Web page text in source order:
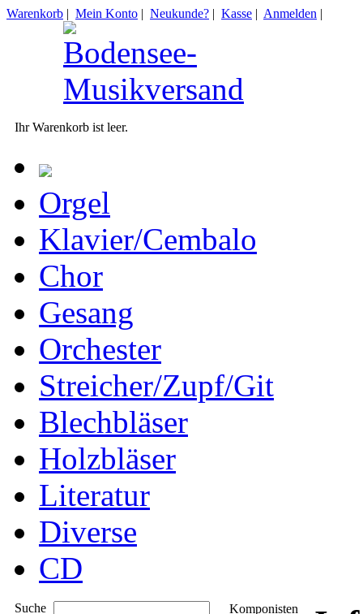
Warenkorb | Mein Konto | Neukunde? | Kasse | Anmelden |
Ihr Warenkorb ist leer.
Orgel
Klavier/Cembalo
Chor
Gesang
Orchester
Streicher/Zupf/Git
Blechbläser
Holzbläser
Literatur
Diverse
CD
Suche
Komponisten